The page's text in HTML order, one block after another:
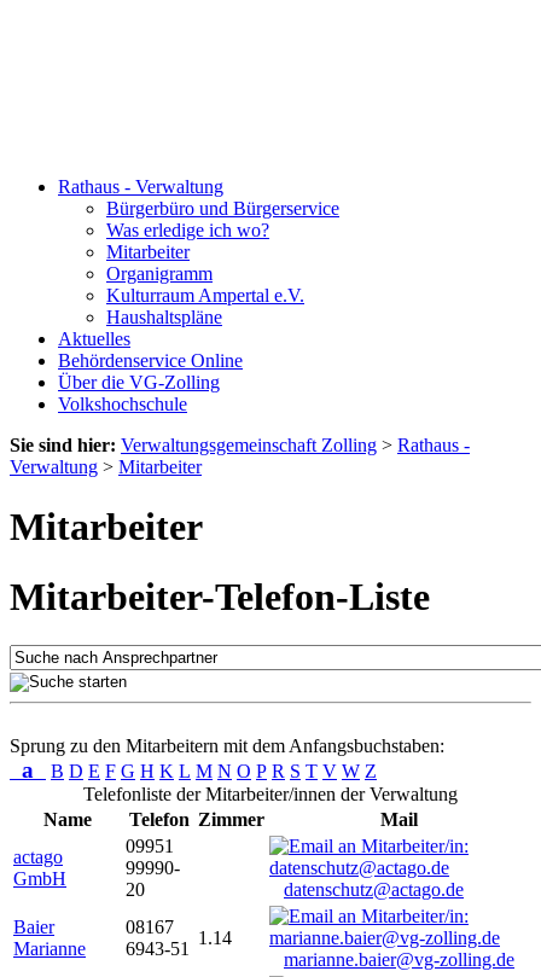
Rathaus - Verwaltung
Bürgerbüro und Bürgerservice
Was erledige ich wo?
Mitarbeiter
Organigramm
Kulturraum Ampertal e.V.
Haushaltspläne
Aktuelles
Behördenservice Online
Über die VG-Zolling
Volkshochschule
Sie sind hier: Verwaltungsgemeinschaft Zolling > Rathaus -
Verwaltung > Mitarbeiter
Mitarbeiter
Mitarbeiter-Telefon-Liste
Sprung zu den Mitarbeitern mit dem Anfangsbuchstaben:
a B D E F G H K L M N O P R S T V W Z
Telefonliste der Mitarbeiter/innen der Verwaltung
Name
Telefon Zimmer
Mail
actago
GmbH
09951
99990-
20
datenschutz@actago.de
Baier
Marianne
08167
6943-51
1.14
marianne.baier@vg-zolling.de